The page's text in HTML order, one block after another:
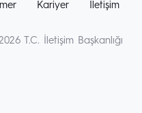
Kariyer İletişim
T.C. İletişim Başkanlığı